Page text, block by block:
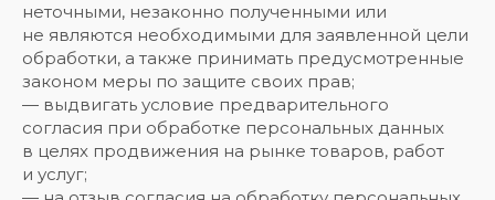
неточными, незаконно полученными или
не являются необходимыми для заявленной цели
обработки, а также принимать предусмотренные
законом меры по защите своих прав;
— выдвигать условие предварительного
согласия при обработке персональных данных
в целях продвижения на рынке товаров, работ
и услуг;